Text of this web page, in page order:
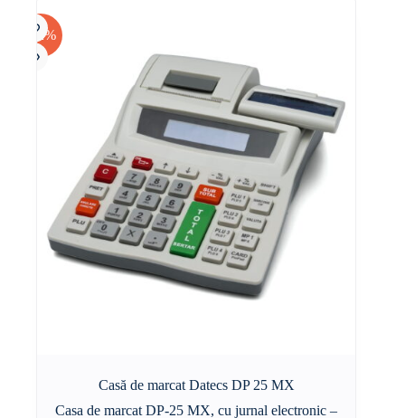
-12%
Casă de marcat Datecs DP 25 MX
Casa de marcat DP-25 MX, cu jurnal electronic –